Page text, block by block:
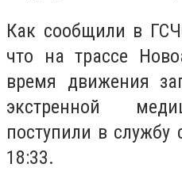
Как сообщили в
что на трассе
время движения
экстренной
поступили в службу
18:33.